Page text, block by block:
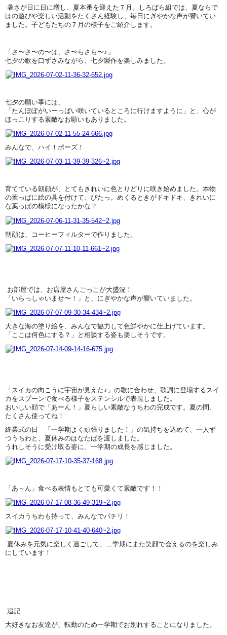
暑さが日に日に増し、夏本番を迎えた７月。しろばら組では、夏ならで
はの遊びや楽しい活動をたくさん経験し、毎日にぎやかな声が響いてい
ました。子どもたちの７月の様子をご紹介します。
「さ〜さ〜の〜は、さ〜らさら〜♪」
七夕の歌を口ずさみながら、七夕製作を楽しみました。
七夕の願い事には、
「たんぽぽがいーっぱい咲いているところに行けますように」と、心が
ほっこりする素敵なお願いもありました。
みんなで、ハイ！ポーズ！
育てている朝顔が、とてもきれいに色とりどりに咲き始めました。本物
の葉っぱに絵の具を付けて、ぴたっ。めくるときがドキドキ、きれいに
な葉っぱの模様になったかな？
朝顔は、コーヒーフィルターで作りました。
お部屋では、お店屋さんごっこが大盛況！
「いらっしゃいませ〜！」と、にぎやかな声が響いていました。
大きな海の塗り絵を、みんなで協力して色鮮やかに仕上げています。
「ここは何色にする？」と相談する姿も楽しそうです。
「スイカの向こうに宇宙が見えた♪」の歌に合わせ、歌詞に登場するスイ
カをスプーンで食べる様子をステンシルで表現しました。
おいしい顔で「あーん！」夏らしい素敵なうちわの完成です。夏の間、
たくさん使ってね！
終業式の日 「一学期よく頑張りました！」の気持ちを込めて、一人ず
つうちわと、夏休みのはなたばを渡しました。
うれしそうに受け取る姿に、一学期の成長を感じました。
「あ～ん」食べる表情もとても可愛くて素敵です！！
スイカうちわも持って、みんなでパチリ！
夏休みを元気に楽しく過ごして、二学期にまた笑顔で会えるのを楽しみ
にしています！
追記
大好きなお友達が、転勤のため一学期でお別れすることになりました。